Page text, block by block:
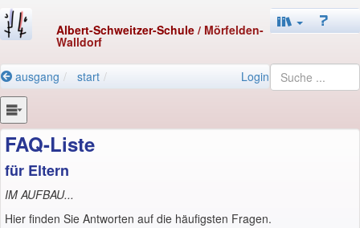
Albert-Schweitzer-Schule / Mörfelden-
Walldorf
ausgang start Login
FAQ-Liste
für Eltern
IM AUFBAU...
Hier finden Sie Antworten auf die häufigsten Fragen.